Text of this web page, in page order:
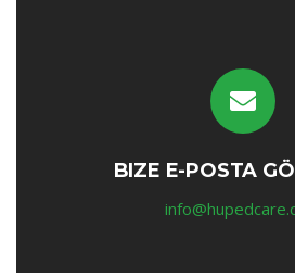
BIZE E-POSTA